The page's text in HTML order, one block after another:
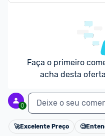
Faça o primeiro
acha desta
0 Deixe o seu
🚀Excelente Preço 🧐